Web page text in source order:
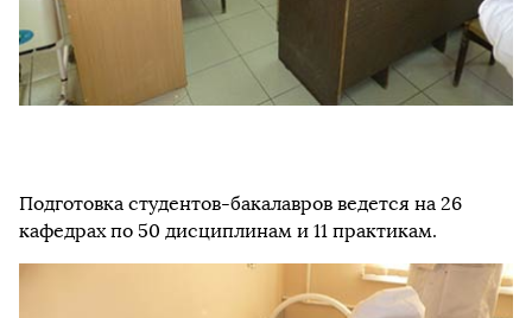
Подготовка студентов-бакалавров ведется на 26
кафедрах по 50 дисциплинам и 11 практикам.